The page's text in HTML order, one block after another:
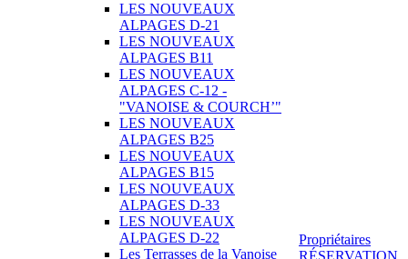
LES NOUVEAUX
ALPAGES D-21
LES NOUVEAUX
ALPAGES B11
LES NOUVEAUX
ALPAGES C-12 -
"VANOISE & COURCH’"
LES NOUVEAUX
ALPAGES B25
LES NOUVEAUX
ALPAGES B15
LES NOUVEAUX
ALPAGES D-33
LES NOUVEAUX
ALPAGES D-22
Les Terrasses de la Vanoise
Propriétaires
RÉSERVATION